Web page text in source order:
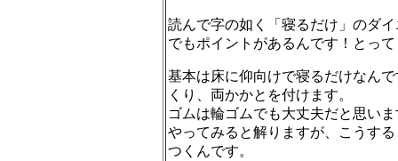
読んで字の如く「寝るだけ」のダ
でもポイントがあるんです！とっ
基本は床に仰向けで寝るだけなん
くり、両かかとを付けます。
ゴムは輪ゴムでも大丈夫だと思い
やってみると解りますが、こうす
つくんです。